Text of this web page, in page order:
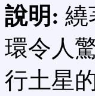
說明: 繞
環令人
行土星